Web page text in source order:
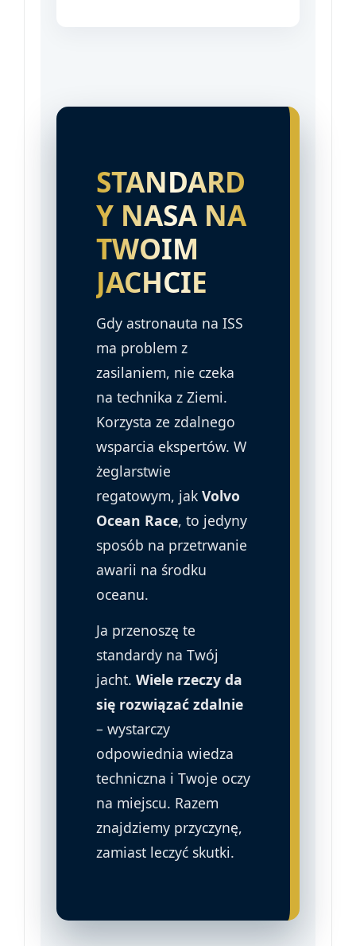
STANDARD
Y NASA NA
TWOIM
JACHCIE
Gdy astronauta na ISS
ma problem z
zasilaniem, nie czeka
na technika z Ziemi.
Korzysta ze zdalnego
wsparcia ekspertów. W
żeglarstwie
regatowym, jak Volvo
Ocean Race, to jedyny
sposób na przetrwanie
awarii na środku
oceanu.
Ja przenoszę te
standardy na Twój
jacht. Wiele rzeczy da
się rozwiązać zdalnie
– wystarczy
odpowiednia wiedza
techniczna i Twoje oczy
na miejscu. Razem
znajdziemy przyczynę,
zamiast leczyć skutki.